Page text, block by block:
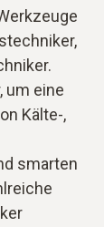
um eine
Kälte-,
smarten